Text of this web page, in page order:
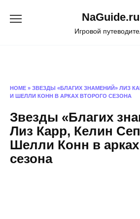
NaGuide.ru
Игровой
HOME » ЗВЕЗДЫ «БЛАГИХ ЗНАМЕНИЙ» ЛИЗ
И ШЕЛЛИ КОНН В АРКАХ ВТОРОГО СЕЗОНА
Звезды «Благих
Лиз Карр, Келин
Шелли Конн в арках
сезона